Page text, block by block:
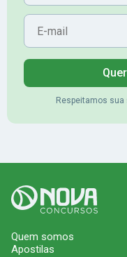
E-mail
Respeitamos sua
Quem somos
Apostilas